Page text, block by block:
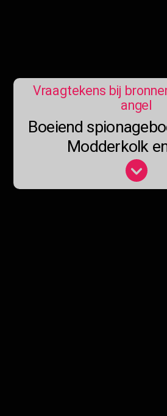
Vraagtekens bij
angel
Boeiend
Modderkolk